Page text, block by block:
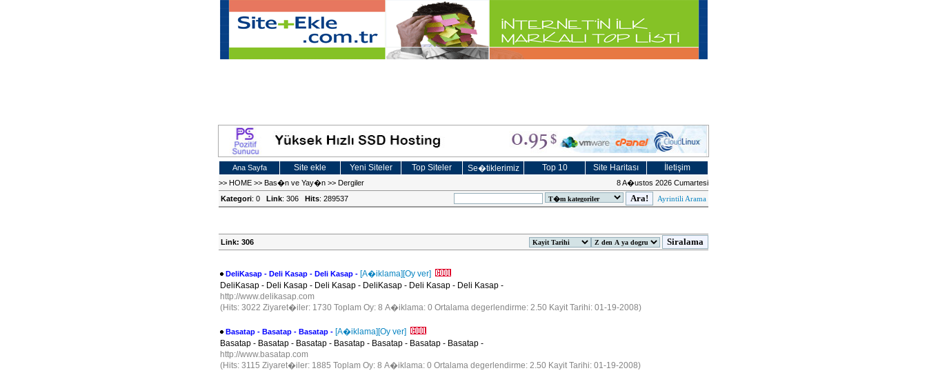
Ana Sayfa Site ekle Yeni Siteler Top Siteler Se�tiklerimiz Top 10 Site Haritası İletişim
>> HOME >> Bas�n ve Yay�n >> Dergiler
8 A�ustos 2026 Cumartesi
Kategori: 0 Link: 306 Hits: 289537 Ayrintili Arama
Link: 306
DeliKasap - Deli Kasap - Deli Kasap - [A�iklama][Oy ver]
DeliKasap - Deli Kasap - Deli Kasap - DeliKasap - Deli Kasap - Deli Kasap -
http://www.delikasap.com
(Hits: 3022 Ziyaret�iler: 1730 Toplam Oy: 8 A�iklama: 0 Ortalama degerlendirme: 2.50 Kayit Tarihi: 01-19-2008)
Basatap - Basatap - Basatap - [A�iklama][Oy ver]
Basatap - Basatap - Basatap - Basatap - Basatap - Basatap - Basatap -
http://www.basatap.com
(Hits: 3115 Ziyaret�iler: 1885 Toplam Oy: 8 A�iklama: 0 Ortalama degerlendirme: 2.50 Kayit Tarihi: 01-19-2008)